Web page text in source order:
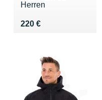
Herren
220 €
Vendu 220 €